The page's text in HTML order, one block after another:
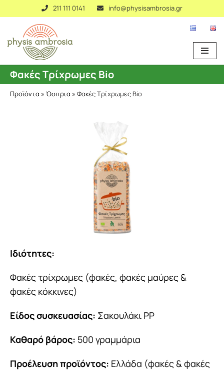
Μεταπηδήστε
στο
περιεχόμενο
211 111 0141 info@physisambrosia.gr
Φακές Τρίχρωμες Bio
Προϊόντα » Όσπρια » Φακές Τρίχρωμες Bio
Ιδιότητες:
Φακές τρίχρωμες (φακές, φακές μαύρες &
φακές κόκκινες)
Είδος συσκευασίας: Σακουλάκι PP
Καθαρό βάρος: 500 γραμμάρια
Προέλευση προϊόντος: Ελλάδα (φακές & φακές